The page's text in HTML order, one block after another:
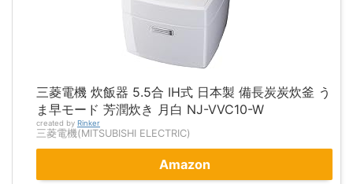
三菱電機 炊飯器 5.5合 IH式 日本製 備長炭炭炊釜 う
ま早モード 芳潤炊き 月白 NJ-VVC10-W
created by Rinker
三菱電機(MITSUBISHI ELECTRIC)
Amazon